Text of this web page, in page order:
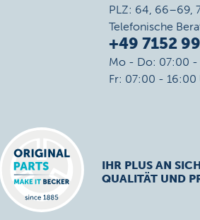
PLZ: 64, 66–69,
Telefonische
+49 7152
Mo - Do: 07:00 -
Fr: 07:00 - 16:00
IHR PLUS AN
QUALITÄT UND